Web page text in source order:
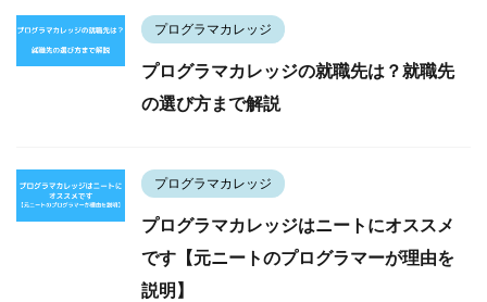
プログラマカレッジ
プログラマカレッジの就職先は？就職先
の選び方まで解説
プログラマカレッジ
プログラマカレッジはニートにオススメ
です【元ニートのプログラマーが理由を
説明】